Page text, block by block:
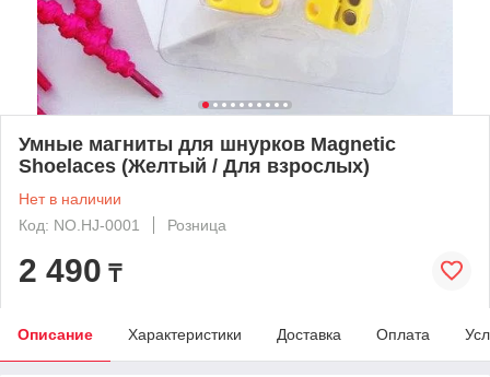
Умные магниты для шнурков Magnetic
Shoelaces (Желтый / Для взрослых)
Нет в наличии
Код: NO.HJ-0001
Розница
2 490 ₸
Описание Характеристики Доставка Оплата